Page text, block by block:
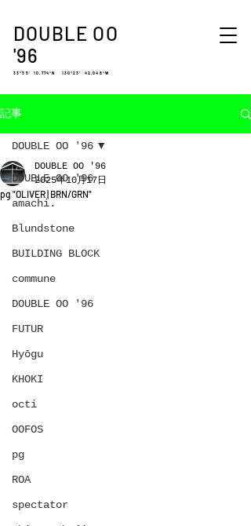
DOUBLE OO
'96
33°35′ 10.774″N 130°23′ 42.048″W
記事
DOUBLE OO '96
amachi.
Blundstone
BUILDING BLOCK
commune
DOUBLE OO '96
FUTUR
Hyōgu
KHOKI
octi
OOFOS
pg
ROA
spectator
DOUBLE OO '96
pg "OLIVER | BRN/GRN"
DOUBLE OO '96
2025年10月17日